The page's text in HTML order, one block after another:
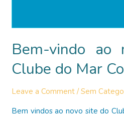
Bem-vindo ao
Clube do Mar
Leave a Comment /Sem
Bem vindos ao novo site do